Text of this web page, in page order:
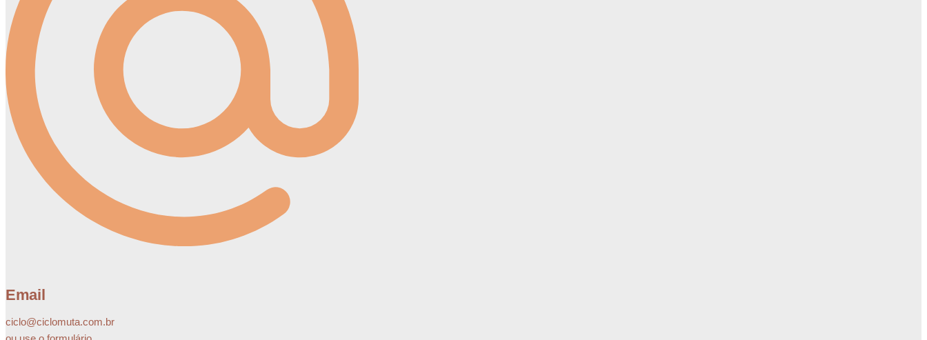
Email
ciclo@ciclomuta.com.br